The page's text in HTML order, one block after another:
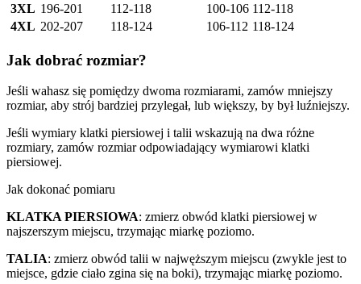
3XL 196-201 112-118 100-106 112-118
4XL 202-207 118-124 106-112 118-124
Jak dobrać rozmiar?
Jeśli wahasz się pomiędzy dwoma rozmiarami, zamów mniejszy
rozmiar, aby strój bardziej przylegał, lub większy, by był luźniejszy.
Jeśli wymiary klatki piersiowej i talii wskazują na dwa różne
rozmiary, zamów rozmiar odpowiadający wymiarowi klatki
piersiowej.
Jak dokonać pomiaru
KLATKA PIERSIOWA: zmierz obwód klatki piersiowej w
najszerszym miejscu, trzymając miarkę poziomo.
TALIA: zmierz obwód talii w najwęższym miejscu (zwykle jest to
miejsce, gdzie ciało zgina się na boki), trzymając miarkę poziomo.